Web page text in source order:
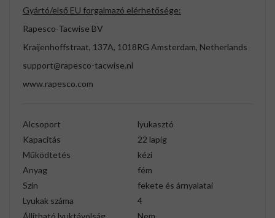
Gyártó/első EU forgalmazó elérhetősége:
Rapesco-Tacwise BV
Kraijenhoffstraat, 137A, 1018RG Amsterdam, Netherlands
support@rapesco-tacwise.nl
www.rapesco.com
Alcsoport
lyukasztó
Kapacitás
22 lapig
Működtetés
kézi
Anyag
fém
Szín
fekete és árnyalatai
Lyukak száma
4
Állítható lyuktávolság
Nem